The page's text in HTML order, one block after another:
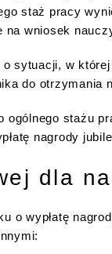
staż pracy
na wniosek
sytuacji, w
do otrzymania
ogólnego stażu
nagrody
dla
o wypłatę